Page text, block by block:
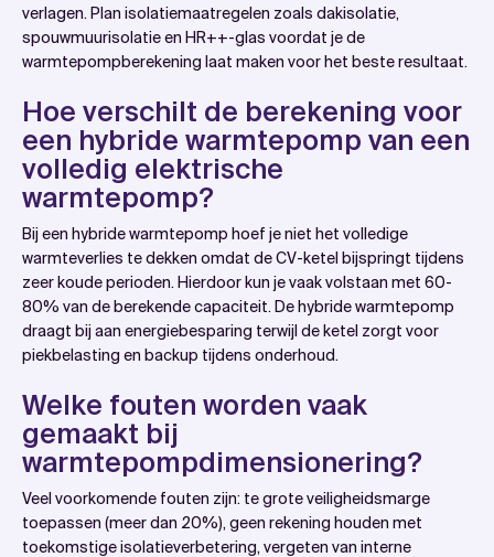
verlagen. Plan isolatiemaatregelen zoals dakisolatie,
spouwmuurisolatie en HR++-glas voordat je de
warmtepompberekening laat maken voor het beste resultaat.
Hoe verschilt de berekening voor
een hybride warmtepomp van een
volledig elektrische
warmtepomp?
Bij een hybride warmtepomp hoef je niet het volledige
warmteverlies te dekken omdat de CV-ketel bijspringt tijdens
zeer koude perioden. Hierdoor kun je vaak volstaan met 60-
80% van de berekende capaciteit. De hybride warmtepomp
draagt bij aan energiebesparing terwijl de ketel zorgt voor
piekbelasting en backup tijdens onderhoud.
Welke fouten worden vaak
gemaakt bij
warmtepompdimensionering?
Veel voorkomende fouten zijn: te grote veiligheidsmarge
toepassen (meer dan 20%), geen rekening houden met
toekomstige isolatieverbetering, vergeten van interne